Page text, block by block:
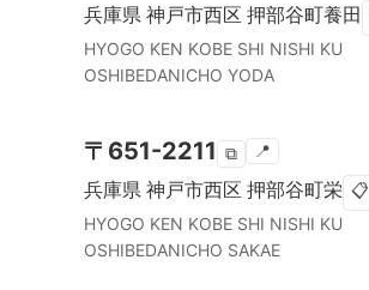
兵庫県 神戸市西区 押部谷町養田
HYOGO KEN KOBE SHI NISHI KU
OSHIBEDANICHO YODA
〒 651-2211 ⧉ 📍
兵庫県 神戸市西区 押部谷町栄 📋
HYOGO KEN KOBE SHI NISHI KU
OSHIBEDANICHO SAKAE